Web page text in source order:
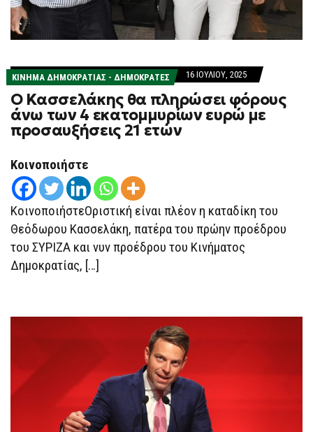
ΚΊΝΗΜΑ ΔΗΜΟΚΡΑΤΊΑΣ - ΔΗΜΟΚΡΆΤΕΣ 16 ΙΟΥΛΊΟΥ, 2025
O Κασσελάκης θα πληρώσει φόρους
άνω των 4 εκατομμυρίων ευρώ με
προσαυξήσεις 21 ετών
Κοινοποιήστε
ΚοινοποιήστεΟριστική είναι πλέον η καταδίκη του
Θεόδωρου Κασσελάκη, πατέρα του πρώην προέδρου
του ΣΥΡΙΖΑ και νυν προέδρου του Κινήματος
Δημοκρατίας, […]